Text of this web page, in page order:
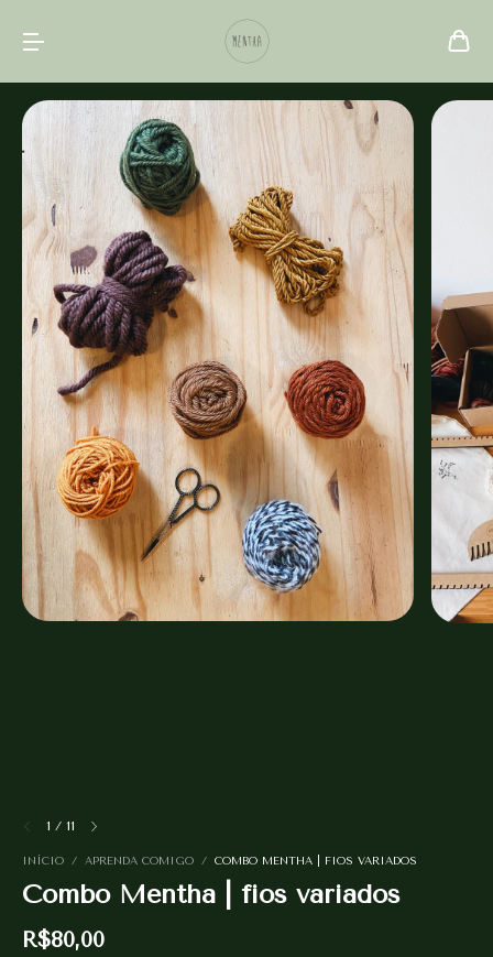
1 / 11
INÍCIO / APRENDA COMIGO / COMBO MENTHA | FIOS VARIADOS
Combo Mentha | fios variados
R$80,00